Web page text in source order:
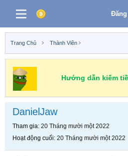
Trang Chủ Thành Viên
Hướng dẫn kiếm
DanielJaw
Tham gia 20 Tháng mười một 2022
Hoạt động cuối 20 Tháng mười một 2022